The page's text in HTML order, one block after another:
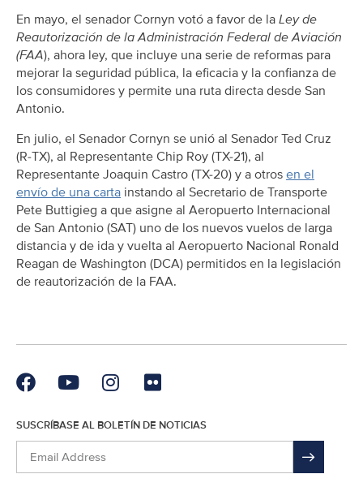
En mayo, el senador Cornyn votó a favor de la Ley de
Reautorización de la Administración Federal de Aviación
(FAA), ahora ley, que incluye una serie de reformas para
mejorar la seguridad pública, la eficacia y la confianza de
los consumidores y permite una ruta directa desde San
Antonio.
En julio, el Senador Cornyn se unió al Senador Ted Cruz
(R-TX), al Representante Chip Roy (TX-21), al
Representante Joaquin Castro (TX-20) y a otros en el
envío de una carta instando al Secretario de Transporte
Pete Buttigieg a que asigne al Aeropuerto Internacional
de San Antonio (SAT) uno de los nuevos vuelos de larga
distancia y de ida y vuelta al Aeropuerto Nacional Ronald
Reagan de Washington (DCA) permitidos en la legislación
de reautorización de la FAA.
SUSCRÍBASE AL BOLETÍN DE NOTICIAS